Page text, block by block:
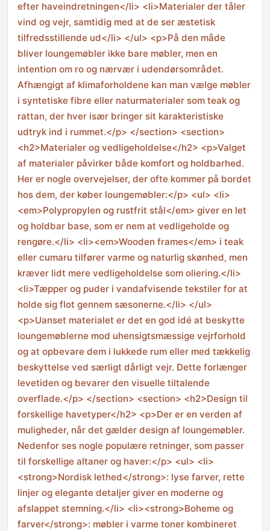
efter haveindretningen</li> <li>Materialer der tåler
vind og vejr, samtidig med at de ser æstetisk
tilfredsstillende ud</li> </ul> <p>På den måde
bliver loungemøbler ikke bare møbler, men en
intention om ro og nærvær i udendørsområdet.
Afhængigt af klimaforholdene kan man vælge møbler
i syntetiske fibre eller naturmaterialer som teak og
rattan, der hver især bringer sit karakteristiske
udtryk ind i rummet.</p> </section> <section>
<h2>Materialer og vedligeholdelse</h2> <p>Valget
af materialer påvirker både komfort og holdbarhed.
Her er nogle overvejelser, der ofte kommer på bordet
hos dem, der køber loungemøbler:</p> <ul> <li>
<em>Polypropylen og rustfrit stål</em> giver en let
og holdbar base, som er nem at vedligeholde og
rengøre.</li> <li><em>Wooden frames</em> i teak
eller cumaru tilfører varme og naturlig skønhed, men
kræver lidt mere vedligeholdelse som oliering.</li>
<li>Tæpper og puder i vandafvisende tekstiler for at
holde sig flot gennem sæsonerne.</li> </ul>
<p>Uanset materialet er det en god idé at beskytte
loungemøblerne mod uhensigtsmæssige vejrforhold
og at opbevare dem i lukkede rum eller med tækkelig
beskyttelse ved særligt dårligt vejr. Dette forlænger
levetiden og bevarer den visuelle tiltalende
overflade.</p> </section> <section> <h2>Design til
forskellige havetyper</h2> <p>Der er en verden af
muligheder, når det gælder design af loungemøbler.
Nedenfor ses nogle populære retninger, som passer
til forskellige altaner og haver:</p> <ul> <li>
<strong>Nordisk lethed</strong>: lyse farver, rette
linjer og elegante detaljer giver en moderne og
afslappet stemning.</li> <li><strong>Boheme og
farver</strong>: møbler i varme toner kombineret